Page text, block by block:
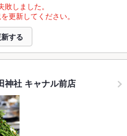
しました。
更新してください。
する
神社 キャナル前店